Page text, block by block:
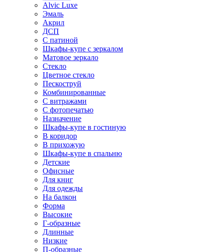
Alvic Luxe
Эмаль
Акрил
ДСП
С патиной
Шкафы-купе с зеркалом
Матовое зеркало
Стекло
Цветное стекло
Пескоструй
Комбинированные
С витражами
С фотопечатью
Назначение
Шкафы-купе в гостиную
В коридор
В прихожую
Шкафы-купе в спальню
Детские
Офисные
Для книг
Для одежды
На балкон
Форма
Высокие
Г-образные
Длинные
Низкие
П-образные